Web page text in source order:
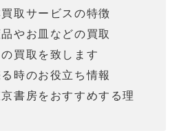
取サービスの特徴
やお皿などの買取
買取を致します
時のお役立ち情報
京書房をおすすめする理